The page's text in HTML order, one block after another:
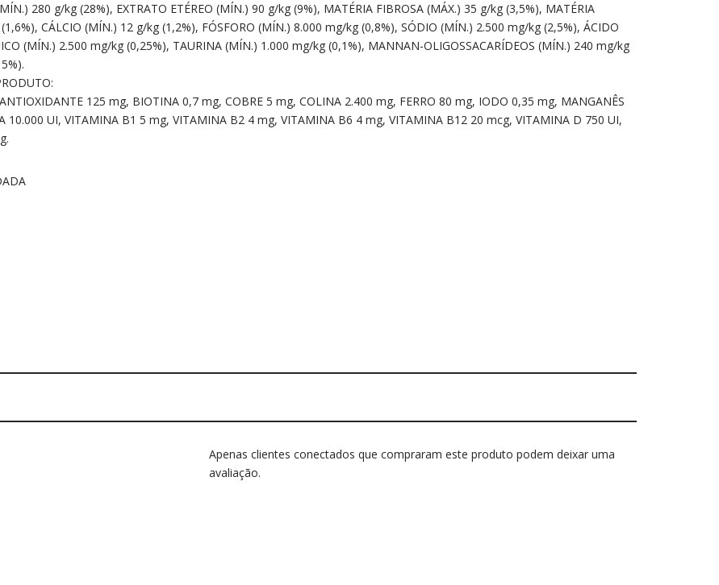
280 g/kg (28%), EXTRATO ETÉREO (MÍN.) 90 g/kg (9%), MATÉRIA FIBROSA (MÁX.) 35 g/kg (3,5%), MATÉRIA
CÁLCIO (MÍN.) 12 g/kg (1,2%), FÓSFORO (MÍN.) 8.000 mg/kg (0,8%), SÓDIO (MÍN.) 2.500 mg/kg (2,5%), ÁCIDO
(MÍN.) 2.500 mg/kg (0,25%), TAURINA (MÍN.) 1.000 mg/kg (0,1%), MANNAN-OLIGOSSACARÍDEOS (MÍN.) 240 mg/kg
125 mg, BIOTINA 0,7 mg, COBRE 5 mg, COLINA 2.400 mg, FERRO 80 mg, IODO 0,35 mg, MANGANÊS
10.000 UI, VITAMINA B1 5 mg, VITAMINA B2 4 mg, VITAMINA B6 4 mg, VITAMINA B12 20 mcg, VITAMINA D 750 UI,
Apenas clientes conectados que compraram este produto podem deixar uma
avaliação.